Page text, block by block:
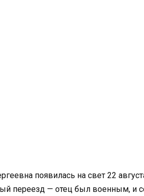
появилась на свет 22
переезд — отец был военным, и